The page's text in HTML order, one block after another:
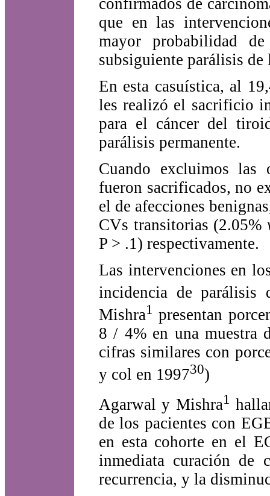
que en las
mayor probabilidad
subsiguiente parálisis de
En esta casuística, al
les realizó el sacrificio
para el cáncer del
parálisis permanente.
Cuando excluimos las
fueron sacrificados, no
el de afecciones
CVs transitorias (2.05%
P > .1) respectivamente.
Las intervenciones en
incidencia de parálisis
Mishra1 presentan
8 / 4% en una muestra
cifras similares con
y col en 199730)
Agarwal y Mishra1
de los pacientes con
en esta cohorte en el
inmediata curación de
recurrencia, y la